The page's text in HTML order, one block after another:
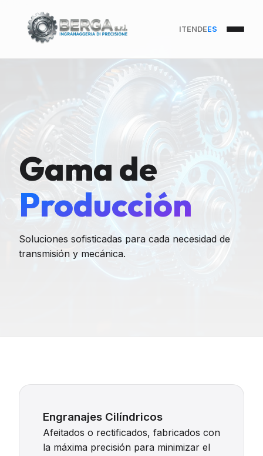
ITENDEES
Gama de
Producción
Soluciones sofisticadas para cada necesidad de
transmisión y mecánica.
Engranajes Cilíndricos
Afeitados o rectificados, fabricados con
la máxima precisión para minimizar el